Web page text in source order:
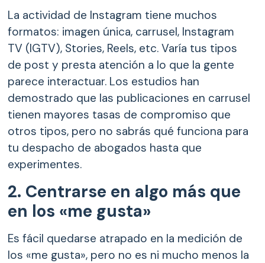
La actividad de Instagram tiene muchos
formatos: imagen única, carrusel, Instagram
TV (IGTV), Stories, Reels, etc. Varía tus tipos
de post y presta atención a lo que la gente
parece interactuar. Los estudios han
demostrado que las publicaciones en carrusel
tienen mayores tasas de compromiso que
otros tipos, pero no sabrás qué funciona para
tu despacho de abogados hasta que
experimentes.
2. Centrarse en algo más que
en los «me gusta»
Es fácil quedarse atrapado en la medición de
los «me gusta», pero no es ni mucho menos la